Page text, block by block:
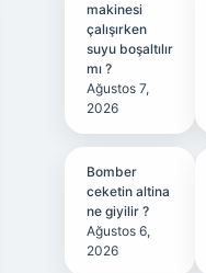
makinesi
çalışırken
suyu boşaltılır
mı ?
Ağustos 7,
2026
Bomber
ceketin altina
ne giyilir ?
Ağustos 6,
2026